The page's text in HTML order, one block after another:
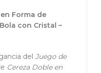
Forma de
con Cristal –
del Juego de
Cereza Doble en